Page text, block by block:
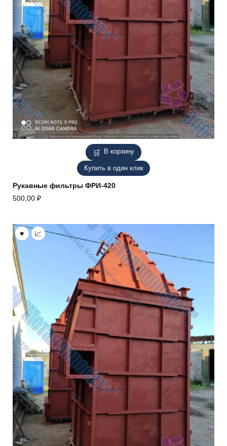
В корзину
Купить в один клик
Рукавные фильтры ФРИ-420
500,00 ₽